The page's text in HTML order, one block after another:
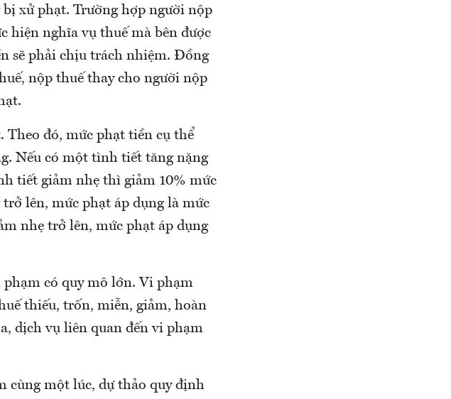
xử phạt. Trường hợp người nộp
hiện nghĩa vụ thuế mà bên được
sẽ phải chịu trách nhiệm. Đồng
nộp thuế thay cho người nộp
Theo đó, mức phạt tiền cụ thể
Nếu có một tình tiết tăng nặng
tiết giảm nhẹ thì giảm 10% mức
lên, mức phạt áp dụng là mức
nhẹ trở lên, mức phạt áp dụng
có quy mô lớn. Vi phạm
thiếu, trốn, miễn, giảm, hoàn
dịch vụ liên quan đến vi phạm
cùng một lúc, dự thảo quy định